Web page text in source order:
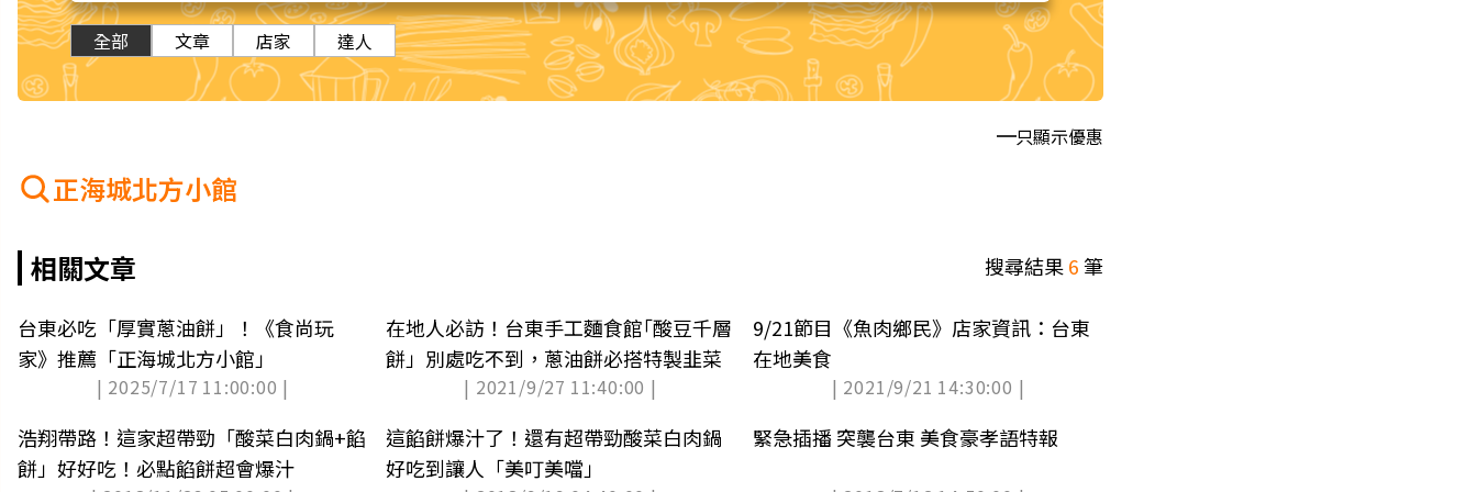
全部 文章 店家 達人
只顯示優惠
正海城北方小館
相關文章 搜尋結果6筆
台東必吃「厚實蔥油餅」！《食尚玩
家》推薦「正海城北方小館」
| 2025/7/17 11:00:00 |
在地人必訪！台東手工麵食館｢酸豆千層
餅」別處吃不到，蔥油餅必搭特製韭菜
| 2021/9/27 11:40:00 |
9/21節目《魚肉鄉民》店家資訊：台東
在地美食
| 2021/9/21 14:30:00 |
浩翔帶路！這家超帶勁「酸菜白肉鍋+餡
餅」好好吃！必點餡餅超會爆汁
這餡餅爆汁了！還有超帶勁酸菜白肉鍋
好吃到讓人「美叮美噹」
緊急插播 突襲台東 美食豪孝語特報